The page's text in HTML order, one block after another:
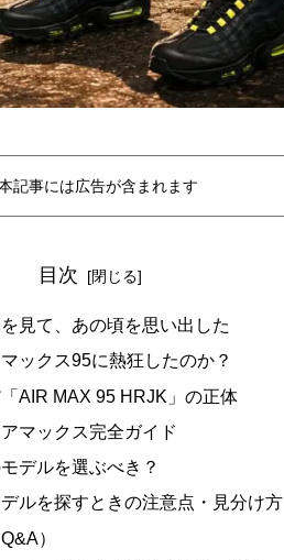
記事には広告が含まれます
目次
見て、あの頃を思い出した
ックス95に熱狂したのか？
AIR MAX 95 HRJK」の正体
マックス完全ガイド
デルを選ぶべき？
ルを探すときの注意点・見分け方
）